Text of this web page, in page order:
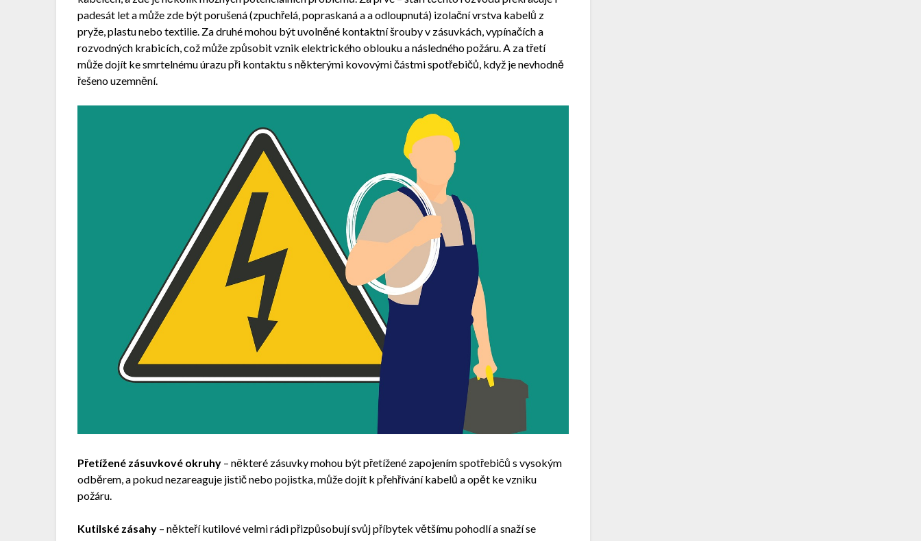
padesát let a může zde být porušená (zpuchřelá, popraskaná a a odloupnutá) izolační vrstva kabelů z
pryže, plastu nebo textilie. Za druhé mohou být uvolněné kontaktní šrouby v zásuvkách, vypínačích a
rozvodných krabicích, což může způsobit vznik elektrického oblouku a následného požáru. A za třetí
může dojít ke smrtelnému úrazu při kontaktu s některými kovovými částmi spotřebičů, když je nevhodně
řešeno uzemnění.
Přetížené zásuvkové okruhy – některé zásuvky mohou být přetížené zapojením spotřebičů s vysokým
odběrem, a pokud nezareaguje jistič nebo pojistka, může dojít k přehřívání kabelů a opět ke vzniku
požáru.
Kutilské zásahy – někteří kutilové velmi rádi přizpůsobují svůj příbytek většímu pohodlí a snaží se